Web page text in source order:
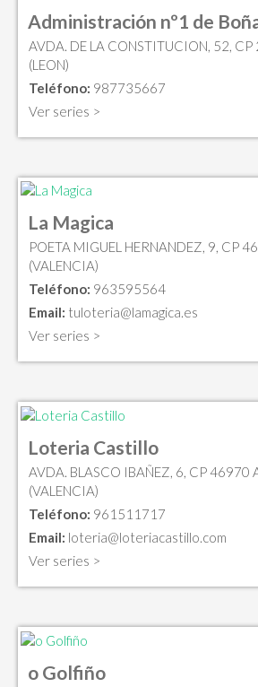
Administración nº1 de
AVDA. DE LA CONSTITUCION, 52,
(LEON)
Teléfono: 987735667
Ver series >
La Magica
POETA MIGUEL HERNANDEZ, 9, CP
(VALENCIA)
Teléfono: 963595564
Email: tuloteria@lamagica.es
Ver series >
Loteria Castillo
AVDA. BLASCO IBAÑEZ, 6, CP 46970
(VALENCIA)
Teléfono: 961511717
Email: loteria@loteriacastillo.com
Ver series >
o Golfiño